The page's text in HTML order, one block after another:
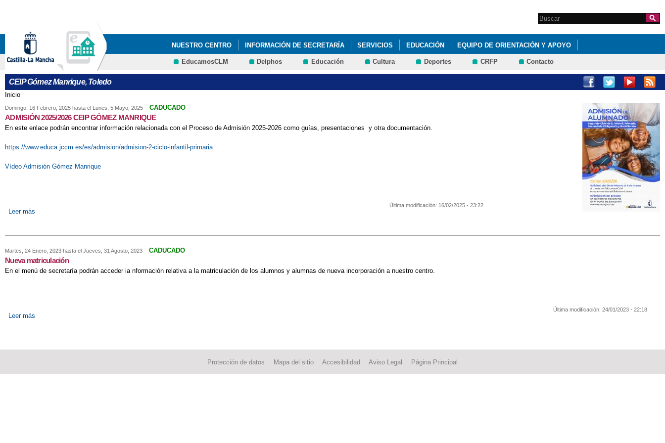
Formulario de
búsqueda
Search this site
NUESTRO CENTRO INFORMACIÓN DE SECRETARÍA SERVICIOS EDUCACIÓN EQUIPO DE ORIENTACIÓN Y APOYO
EducamosCLM Delphos Educación Cultura Deportes CRFP Contacto
CEIP Gómez Manrique, Toledo
Se encuentra usted aquí
Inicio
Domingo, 16 Febrero, 2025 hasta el Lunes, 5 Mayo, 2025 CADUCADO
ADMISIÓN 2025/2026 CEIP GÓMEZ MANRIQUE
En este enlace podrán encontrar información relacionada con el Proceso de Admisión 2025-2026 como guías, presentaciones y otra documentación.
https://www.educa.jccm.es/es/admision/admision-2-ciclo-infantil-primaria
Vídeo Admisión Gómez Manrique
Leer más
Última modificación: 16/02/2025 - 23:22
Martes, 24 Enero, 2023 hasta el Jueves, 31 Agosto, 2023 CADUCADO
Nueva matriculación
En el menú de secretaría podrán acceder ia nformación relativa a la matriculación de los alumnos y alumnas de nueva incorporación a nuestro centro.
Leer más
Última modificación: 24/01/2023 - 22:18
Protección de datos Mapa del sitio Accesibilidad Aviso Legal Página Principal